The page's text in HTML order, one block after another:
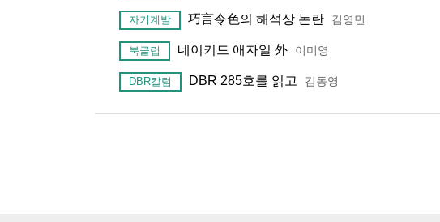
자기계발 巧言令色의 해석상 논란 김영민
북클럽 네이키드 애자일 外 이미영
DBR칼럼 DBR 285호를 읽고 김동영